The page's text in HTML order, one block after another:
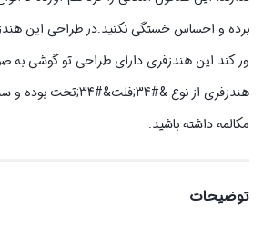
برده و احساس خستگی نکنید.در طراحی این
ور کند.این هندزفری دارای طراحی تو گوشی به
مکالمه داشته باشید.
توضیحات